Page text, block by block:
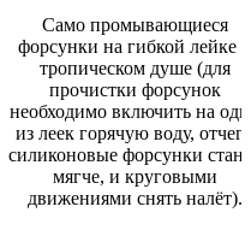
Само промывающиеся
форсунки на гибкой лейке и
тропическом душе (для
прочистки форсунок
необходимо включить на
из леек горячую воду,
силиконовые форсунки
мягче, и круговыми
движениями снять налёт).